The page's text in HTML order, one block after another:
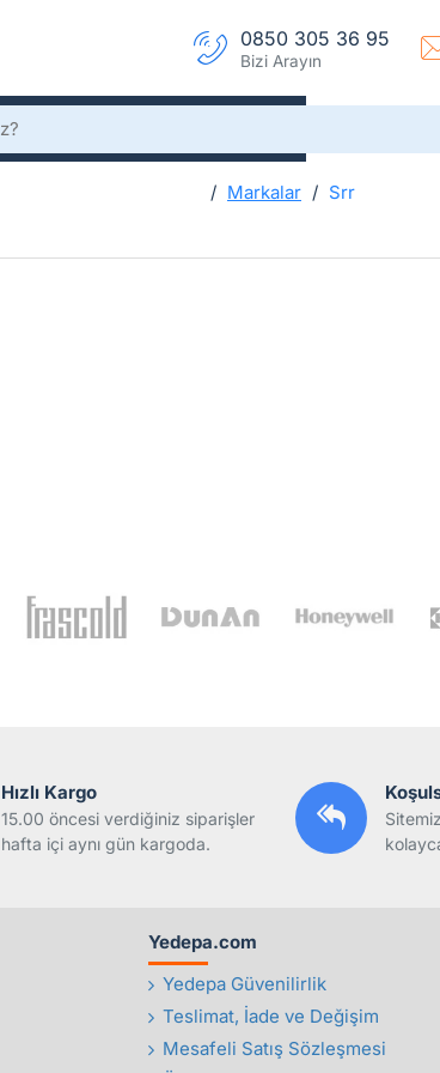
0850 305 36 95
Bizi Arayın
m
Markalar
Srr
Hızlı Kargo
15.00 öncesi verdiğiniz siparişler
hafta içi aynı gün kargoda.
Yedepa.com
Yedepa Güvenilirlik
Teslimat, İade ve Değişim
Mesafeli Satış Sözleşmesi